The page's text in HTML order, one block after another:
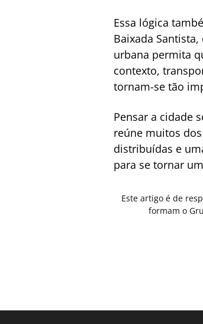
Essa lógica
Baixada
urbana permita
contexto,
tornam-se tão
Pensar a cidade
reúne muitos
distribuídas e
para se tornar
Este artigo é de
formam o